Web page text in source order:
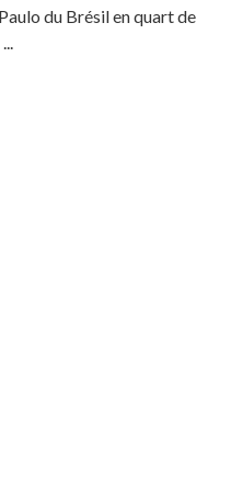
du Brésil en quart de